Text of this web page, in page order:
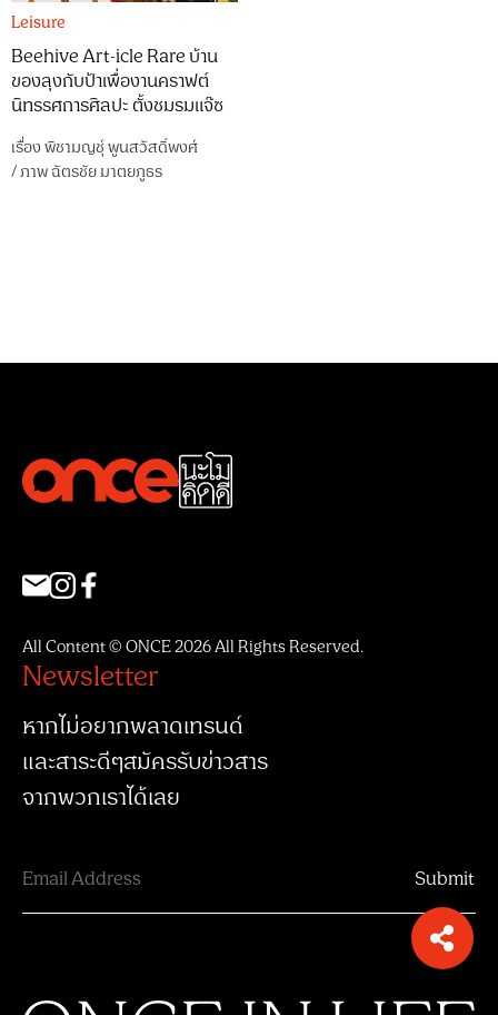
Leisure
Beehive Art-icle Rare บ้าน
ของลุงกับป้าเพื่องานคราฟต์
นิทรรศการศิลปะ ตั้งชมรมแจ๊ซ
เรื่องพิชามญชุ์ พูนสวัสดิ์พงศ์
/ภาพฉัตรชัย มาตยภูธร
All Content © ONCE 2026 All Rights Reserved.
Newsletter
หากไม่อยากพลาดเทรนด์
และสาระดีๆสมัครรับข่าวสาร
จากพวกเราได้เลย